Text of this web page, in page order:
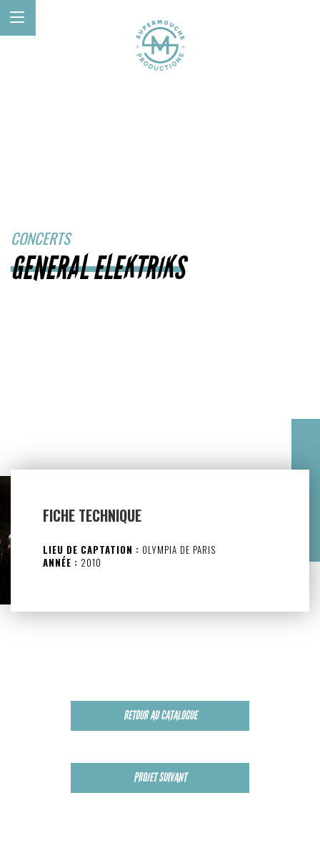
CONCERTS
GENERAL ELEKTRIKS
FICHE TECHNIQUE
LIEU DE CAPTATION : OLYMPIA DE PARIS
ANNÉE : 2010
RETOUR AU CATALOGUE
PROJET SUIVANT